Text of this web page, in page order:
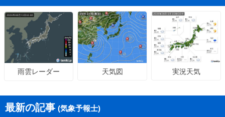
雨雲レーダー 天気図 実況天気
最新の記事 (気象予報士)